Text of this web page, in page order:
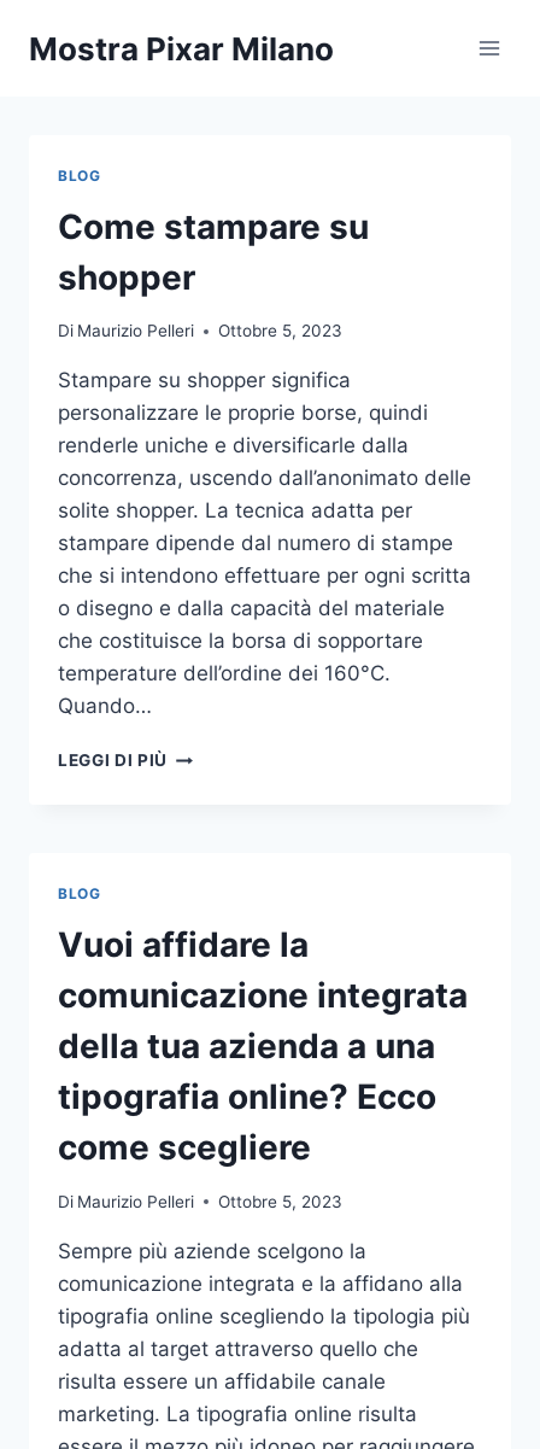
Mostra Pixar Milano
BLOG
Come stampare su
shopper
Di Maurizio Pelleri Ottobre 5, 2023
Stampare su shopper significa
personalizzare le proprie borse, quindi
renderle uniche e diversificarle dalla
concorrenza, uscendo dall’anonimato delle
solite shopper. La tecnica adatta per
stampare dipende dal numero di stampe
che si intendono effettuare per ogni scritta
o disegno e dalla capacità del materiale
che costituisce la borsa di sopportare
temperature dell’ordine dei 160°C.
Quando…
LEGGI DI PIÙ COME
BLOG
Vuoi affidare la
comunicazione integrata
della tua azienda a una
tipografia online? Ecco
come scegliere
Di Maurizio Pelleri Ottobre 5, 2023
Sempre più aziende scelgono la
comunicazione integrata e la affidano alla
tipografia online scegliendo la tipologia più
adatta al target attraverso quello che
risulta essere un affidabile canale
marketing. La tipografia online risulta